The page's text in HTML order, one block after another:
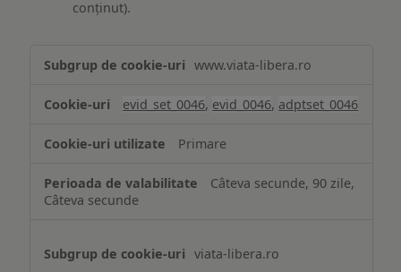
conținut).
www.viata-libera.ro
evid_set_0046, evid_0046, adptset_0046
Primare
Câteva secunde, 90 zile,
Câteva secunde
viata-libera.ro